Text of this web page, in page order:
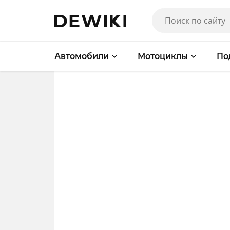
Автомобили Мотоциклы